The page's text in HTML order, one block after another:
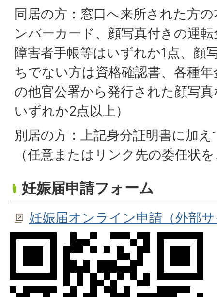
同居の方：窓口へ来所された方
ンバーカード、顔写真付きの運
障害者手帳等はいずれか1点、顔
ちでない方は資格確認書、各種
の他官公署から発行された顔写
いずれか2点以上）
別居の方：上記身分証明書に加
（任意またはリンク先の委任状
妊娠届申請フォーム
妊娠届オンライン申請（外部